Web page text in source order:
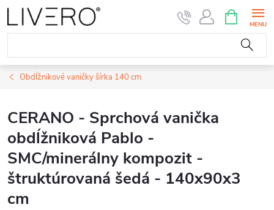
Prejsť
na
obsah
KOŠÍK
Obdĺžnikové vaničky šírka 140 cm
CERANO - Sprchová vanička
obdĺžniková Pablo -
SMC/minerálny kompozit -
štruktúrovaná šedá - 140x90x3
cm